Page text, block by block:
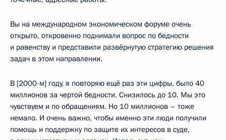
Вы на международном экономическом форуме очень
открыто, откровенно поднимали вопрос по бедности
и равенству и представили развёрнутую стратегию решения
задач в этом направлении.
В [2000-м] году, я повторяю ещё раз эти цифры, было 40
миллионов за чертой бедности. Снизилось до 10. Мы это
чувствуем и по обращениям. Но 10 миллионов – тоже
немало. И очень важно, чтобы именно эти люди получили
помощь и поддержку по защите их интересов в суде,